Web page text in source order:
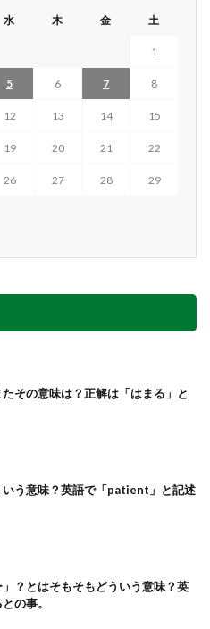
水 木 金 土
1
5 6 7 8
12 13 14 15
19 20 21 22
26 27 28 29
たその意味は？正解は「はまる」と
いう意味？英語で「patient」と記述
」？とはそもそもどういう意味？英
の事。